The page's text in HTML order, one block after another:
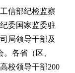
信部纪检监察
委国家监委驻
局领导干部及
各省（区、
校领导干部200